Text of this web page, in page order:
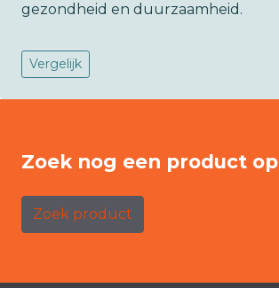
gezondheid en duurzaamheid.
Vergelijk
Zoek nog een product op
Zoek product